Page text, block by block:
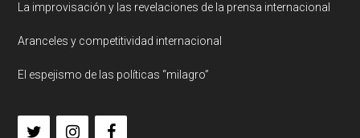
La improvisación y las revelaciones de la prensa internacional
Aranceles y competitividad internacional
El espejismo de las políticas “milagro”